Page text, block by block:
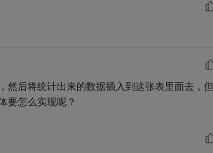
然后将统计出来的数据插入到这张表里面去，但
要怎么实现呢？